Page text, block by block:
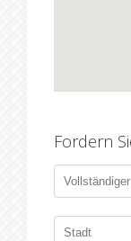
Fordern